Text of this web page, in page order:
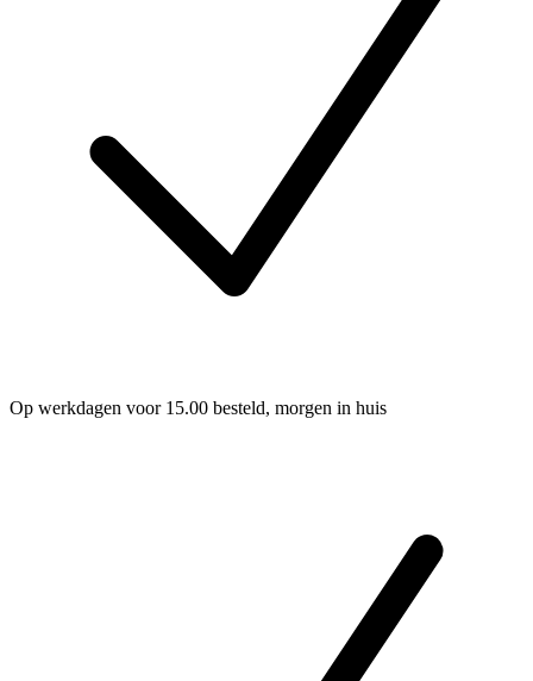
Op werkdagen voor 15.00 besteld, morgen in huis